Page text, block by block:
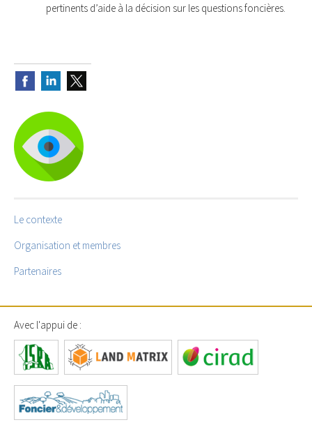
pertinents d’aide à la décision sur les questions foncières.
Le contexte
Organisation et membres
Partenaires
Avec l'appui de :